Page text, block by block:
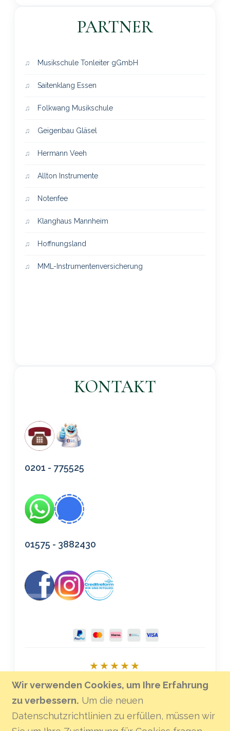
Wir verwenden Cookies, um Ihre Erfahrung
zu verbessern. Um die neuen
Datenschutzrichtlinien zu erfüllen, müssen wir
PARTNER
Musikschule Tonleiter gGmbH
Saitenklang Essen
Folkwang Musikschule
Geigenbau Gläsel
Hermann Veeh
Allton Instrumente
Notenfee
Klanghaus Mannheim
Hoffnungsland
MML-Instrumentenversicherung
KONTAKT
0201 - 775525
01575 - 3882430
★★★★★
Bei Google bewerten